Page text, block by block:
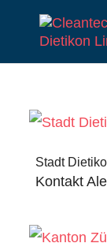
Stadt
Kontakt